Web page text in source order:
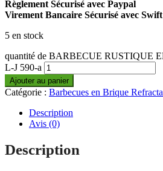
Règlement Sécurisé avec Paypal
Virement Bancaire Sécurisé avec Swift
5 en stock
quantité de BARBECUE RUSTIQUE
L-J 590-a
Ajouter au panier
Catégorie : Barbecues en Brique
Description
Avis (0)
Description